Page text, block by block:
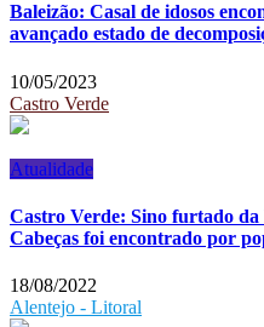
Baleizão: Casal de idosos
avançado estado de
10/05/2023
Castro Verde
Atualidade
Castro Verde: Sino furtado da
Cabeças foi encontrado por
18/08/2022
Alentejo - Litoral